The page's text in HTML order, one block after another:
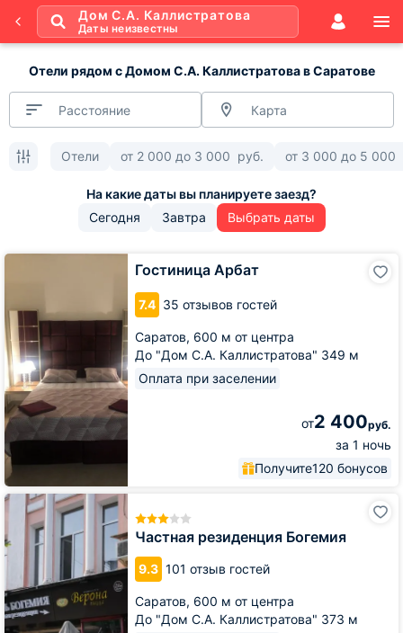
Дом С.А. Каллистратова
Даты неизвестны
Отели рядом с Домом С.А. Каллистратова в Саратове
Расстояние Карта
Отели от 2 000 до 3 000 руб. от 3 000 до 5 000
Сегодня Завтра Выбрать даты
Гостиница Арбат
7.4 35 отзывов гостей
Саратов, 600 м от центра
До "Дом С.А. Каллистратова" 349 м
Оплата при заселении
от2 400руб.
за 1 ночь
Получите120 бонусов
Гостиница
Частная резиденция Богемия
9.3 101 отзыв гостей
Саратов, 600 м от центра
До "Дом С.А. Каллистратова" 373 м
Частная
резиденция
Богемия